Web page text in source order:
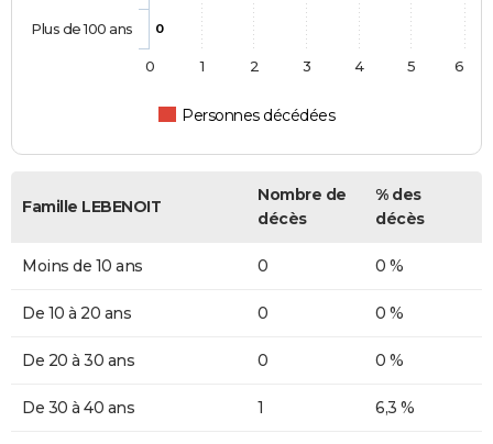
0
Personnes décédées
Plus de 100 ans
0 1 2 3 4 5 6
Famille LEBENOIT
Nombre de
décès
% des
décès
Moins de 10 ans 0 0 %
De 10 à 20 ans 0 0 %
De 20 à 30 ans 0 0 %
De 30 à 40 ans 1 6,3 %